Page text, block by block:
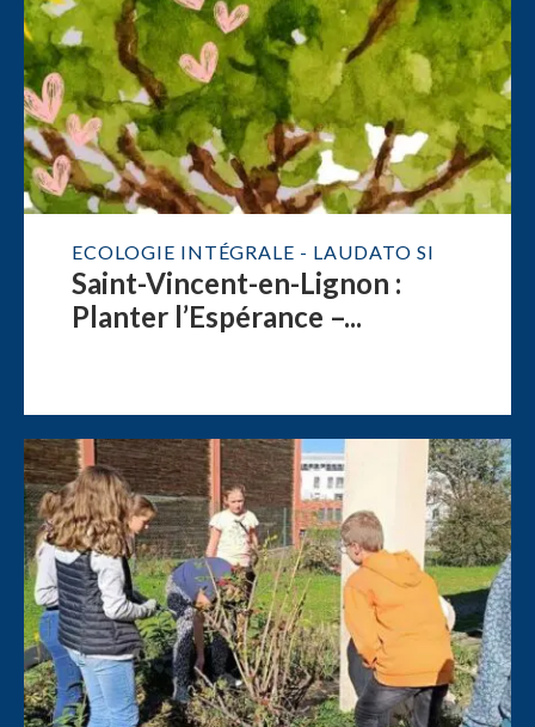
ECOLOGIE INTÉGRALE - LAUDATO SI
Saint-Vincent-en-Lignon :
Planter l’Espérance –...